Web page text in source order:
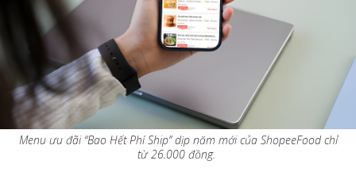
Menu ưu đãi “Bao Hết Phí Ship” dịp năm mới của ShopeeFood chỉ
từ 26.000 đồng.